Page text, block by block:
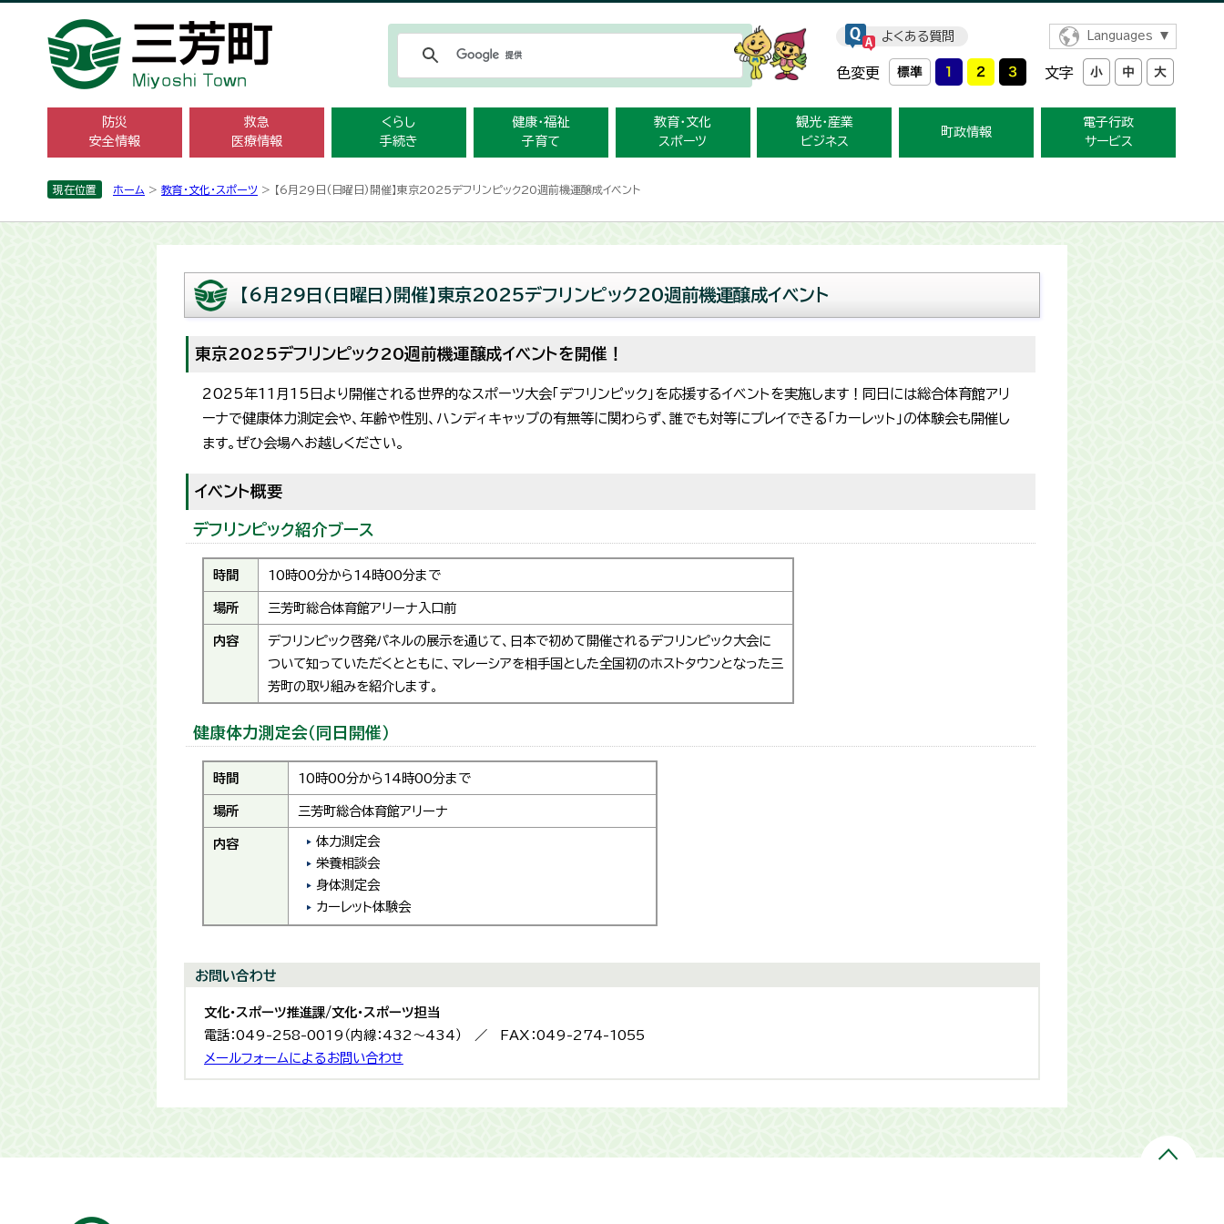
よくある質問 Languages
色変更 文字
防災
安全情報
救急
医療情報
くらし
手続き
健康・福祉
子育て
教育・文化
スポーツ
観光・産業
ビジネス
町政情報
電子行政
サービス
現在位置 ホーム > 教育・文化・スポーツ > 【6月29日(日曜日)開催】東京2025デフリンピック20週前機運醸成イベント
【6月29日(日曜日)開催】東京2025デフリンピック20週前機運醸成イベント
東京2025デフリンピック20週前機運醸成イベントを開催！
2025年11月15日より開催される世界的なスポーツ大会「デフリンピック」を応援するイベントを実施します！同日には総合体育館アリ
ーナで健康体力測定会や、年齢や性別、ハンディキャップの有無等に関わらず、誰でも対等にプレイできる「カーレット」の体験会も開催し
ます。ぜひ会場へお越しください。
イベント概要
デフリンピック紹介ブース
時間 10時00分から14時00分まで
場所 三芳町総合体育館アリーナ入口前
内容
デフリンピック啓発パネルの展示を通じて、日本で初めて開催されるデフリンピック大会に
ついて知っていただくとともに、マレーシアを相手国とした全国初のホストタウンとなった三
芳町の取り組みを紹介します。
健康体力測定会（同日開催）
時間 10時00分から14時00分まで
場所 三芳町総合体育館アリーナ
内容
体力測定会
栄養相談会
身体測定会
カーレット体験会
お問い合わせ
文化・スポーツ推進課/文化・スポーツ担当
電話：049-258-0019（内線：432〜434） ／ FAX：049-274-1055
メールフォームによるお問い合わせ